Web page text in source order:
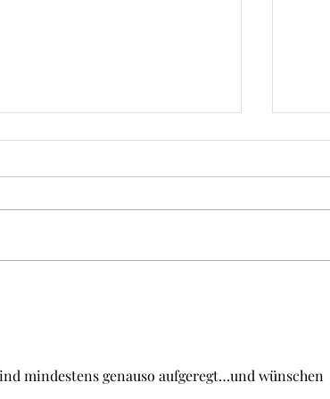
Sei
mindestens genauso aufgeregt…und wünschen